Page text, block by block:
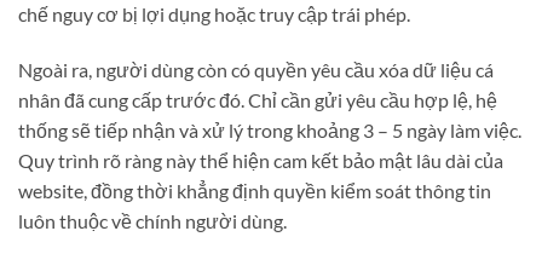
chế nguy cơ bị lợi dụng hoặc truy cập trái phép.
Ngoài ra, người dùng còn có quyền yêu cầu xóa dữ liệu cá
nhân đã cung cấp trước đó. Chỉ cần gửi yêu cầu hợp lệ, hệ
thống sẽ tiếp nhận và xử lý trong khoảng 3 – 5 ngày làm việc.
Quy trình rõ ràng này thể hiện cam kết bảo mật lâu dài của
website, đồng thời khẳng định quyền kiểm soát thông tin
luôn thuộc về chính người dùng.